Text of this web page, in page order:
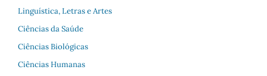
Linguística, Letras e Artes
Ciências da Saúde
Ciências Biológicas
Ciências Humanas